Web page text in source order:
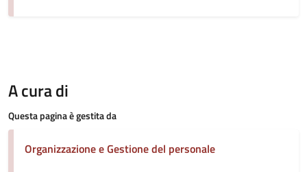
A cura di
Questa pagina è gestita da
Organizzazione e Gestione del personale